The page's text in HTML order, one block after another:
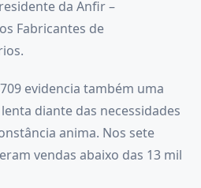
da Anfir –
Fabricantes de
evidencia também uma
diante das necessidades
anima. Nos sete
vendas abaixo das 13 mil